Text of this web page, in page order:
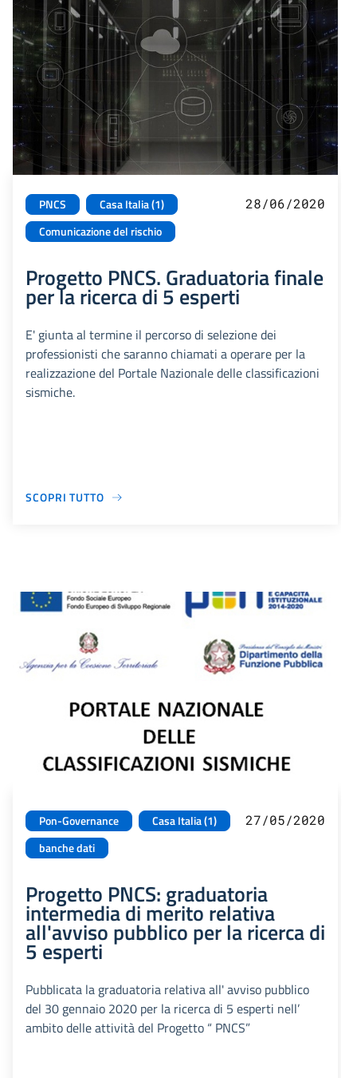
PNCS
Casa Italia (1)
Comunicazione del rischio
28/06/2020
Progetto PNCS. Graduatoria finale
per la ricerca di 5 esperti
E' giunta al termine il percorso di selezione dei
professionisti che saranno chiamati a operare per la
realizzazione del Portale Nazionale delle classificazioni
sismiche.
SCOPRI TUTTO
Pon-Governance
Casa Italia (1)
banche dati
27/05/2020
Progetto PNCS: graduatoria
intermedia di merito relativa
all'avviso pubblico per la ricerca di
5 esperti
Pubblicata la graduatoria relativa all' avviso pubblico
del 30 gennaio 2020 per la ricerca di 5 esperti nell’
ambito delle attività del Progetto “ PNCS”